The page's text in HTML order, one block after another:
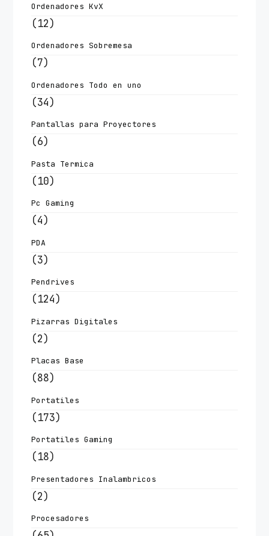
Ordenadores KvX
(12)
Ordenadores Sobremesa
(7)
Ordenadores Todo en uno
(34)
Pantallas para Proyectores
(6)
Pasta Termica
(10)
Pc Gaming
(4)
PDA
(3)
Pendrives
(124)
Pizarras Digitales
(2)
Placas Base
(88)
Portatiles
(173)
Portatiles Gaming
(18)
Presentadores Inalambricos
(2)
Procesadores